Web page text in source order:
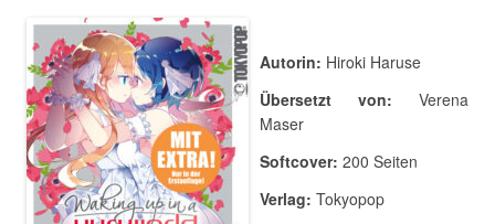
Autorin: Hiroki Haruse
Übersetzt von: Verena
Maser
Softcover: 200 Seiten
Verlag: Tokyopop